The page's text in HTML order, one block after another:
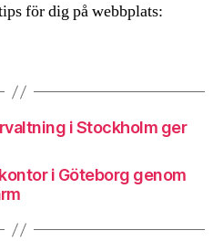
för dig på webbplats:
i Stockholm ger
i Göteborg genom